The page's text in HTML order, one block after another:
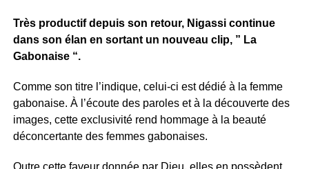
Très productif depuis son retour, Nigassi continue
dans son élan en sortant un nouveau clip, ” La
Gabonaise “.
Comme son titre l’indique, celui-ci est dédié à la femme
gabonaise. À l’écoute des paroles et à la découverte des
images, cette exclusivité rend hommage à la beauté
déconcertante des femmes gabonaises.
Outre cette faveur donnée par Dieu, elles en possèdent